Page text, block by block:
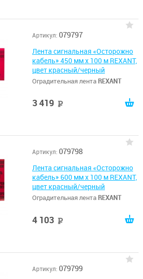
Артикул: 079797
Лента сигнальная «Осторожно
кабель» 450 мм х 100 м REXANT,
цвет красный/черный
Оградительная лента REXANT
3 419
Артикул: 079798
Лента сигнальная «Осторожно
кабель» 600 мм х 100 м REXANT,
цвет красный/черный
Оградительная лента REXANT
4 103
Артикул: 079799